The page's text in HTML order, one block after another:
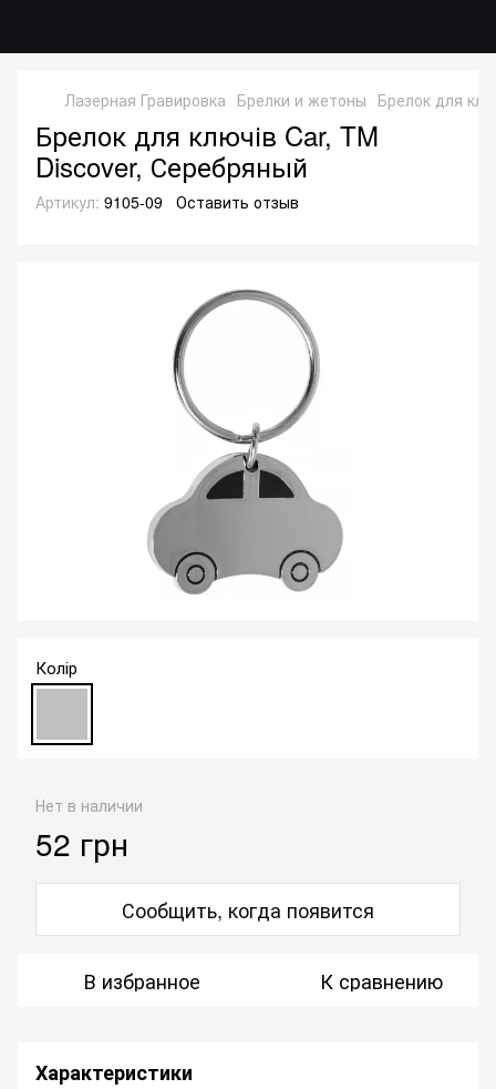
Лазерная Гравировка Брелки и жетоны Брелок для
Брелок для ключів Car, TM
Discover, Серебряный
Артикул: 9105-09 Оставить отзыв
Колір
Нет в наличии
52 грн
Сообщить, когда появится
В избранное К сравнению
Характеристики